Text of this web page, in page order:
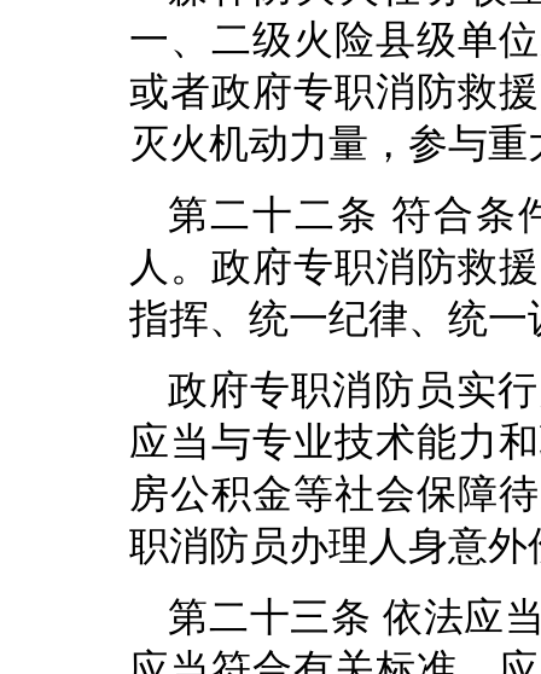
一、二级火险县级单
或者政府专职消防救
灭火机动力量，参与
第二十二条 符合条
人。政府专职消防救
指挥、统一纪律、统
政府专职消防员实
应当与专业技术能力
房公积金等社会保障
职消防员办理人身意外
第二十三条 依法应